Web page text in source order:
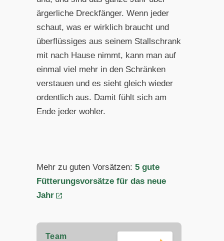
ärgerliche Dreckfänger. Wenn jeder
schaut, was er wirklich braucht und
überflüssiges aus seinem Stallschrank
mit nach Hause nimmt, kann man auf
einmal viel mehr in den Schränken
verstauen und es sieht gleich wieder
ordentlich aus. Damit fühlt sich am
Ende jeder wohler.
Mehr zu guten Vorsätzen: 5 gute
Fütterungsvorsätze für das neue
Jahr
Team